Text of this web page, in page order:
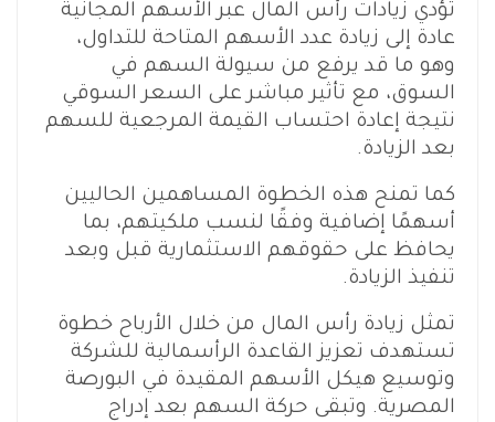
تؤدي زيادات رأس المال عبر الأسهم المجانية
عادة إلى زيادة عدد الأسهم المتاحة للتداول،
وهو ما قد يرفع من سيولة السهم في
السوق، مع تأثير مباشر على السعر السوقي
نتيجة إعادة احتساب القيمة المرجعية للسهم
بعد الزيادة.
كما تمنح هذه الخطوة المساهمين الحاليين
أسهمًا إضافية وفقًا لنسب ملكيتهم، بما
يحافظ على حقوقهم الاستثمارية قبل وبعد
تنفيذ الزيادة.
تمثل زيادة رأس المال من خلال الأرباح خطوة
تستهدف تعزيز القاعدة الرأسمالية للشركة
وتوسيع هيكل الأسهم المقيدة في البورصة
المصرية. وتبقى حركة السهم بعد إدراج